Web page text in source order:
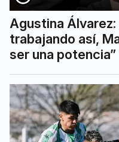
Agustina Álvarez:
trabajando así,
ser una potencia”